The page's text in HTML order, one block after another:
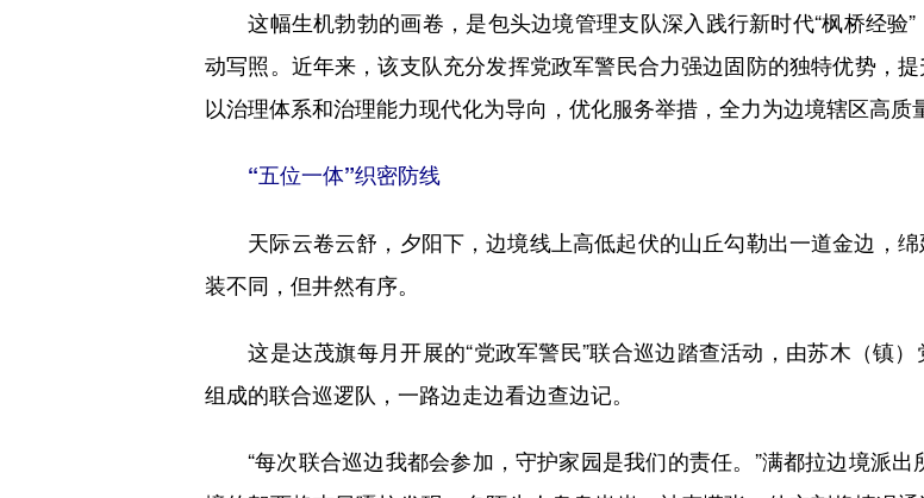
这幅生机勃勃的画卷，是包头边境管理支队深入践行新时代“枫桥经验
动写照。近年来，该支队充分发挥党政军警民合力强边固防的独特优势，
以治理体系和治理能力现代化为导向，优化服务举措，全力为边境辖区高质
“五位一体”织密防线
天际云卷云舒，夕阳下，边境线上高低起伏的山丘勾勒出一道金边，
装不同，但井然有序。
这是达茂旗每月开展的“党政军警民”联合巡边踏查活动，由苏木（镇
组成的联合巡逻队，一路边走边看边查边记。
“每次联合巡边我都会参加，守护家园是我们的责任。”满都拉边境派出